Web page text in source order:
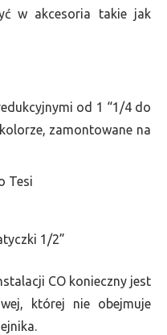
w akcesoria takie jak
od 1 “1/4 do
zamontowane na
Tesi
1/2”
CO konieczny jest
której nie obejmuje